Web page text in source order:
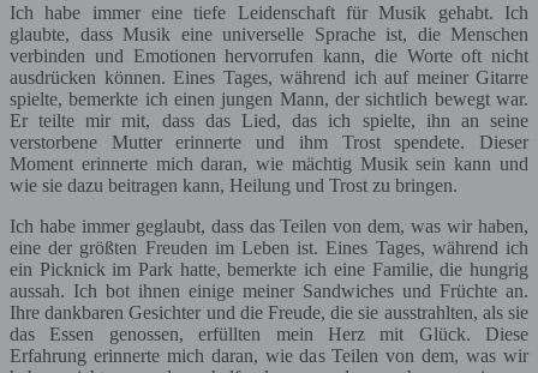
Ich habe immer eine tiefe Leidenschaft für Musik gehabt. Ich
glaubte, dass Musik eine universelle Sprache ist, die Menschen
verbinden und Emotionen hervorrufen kann, die Worte oft nicht
ausdrücken können. Eines Tages, während ich auf meiner Gitarre
spielte, bemerkte ich einen jungen Mann, der sichtlich bewegt war.
Er teilte mir mit, dass das Lied, das ich spielte, ihn an seine
verstorbene Mutter erinnerte und ihm Trost spendete. Dieser
Moment erinnerte mich daran, wie mächtig Musik sein kann und
wie sie dazu beitragen kann, Heilung und Trost zu bringen.
Ich habe immer geglaubt, dass das Teilen von dem, was wir haben,
eine der größten Freuden im Leben ist. Eines Tages, während ich
ein Picknick im Park hatte, bemerkte ich eine Familie, die hungrig
aussah. Ich bot ihnen einige meiner Sandwiches und Früchte an.
Ihre dankbaren Gesichter und die Freude, die sie ausstrahlten, als sie
das Essen genossen, erfüllten mein Herz mit Glück. Diese
Erfahrung erinnerte mich daran, wie das Teilen von dem, was wir